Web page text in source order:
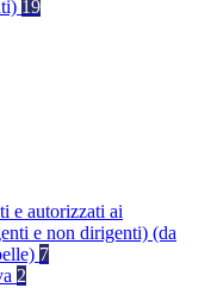
19
e autorizzati ai
e non dirigenti) (da
7
2